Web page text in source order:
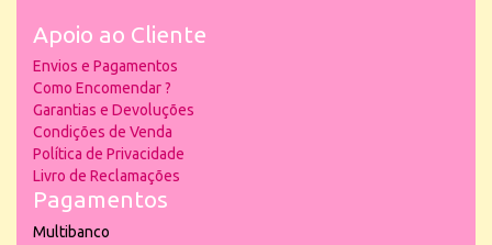
Apoio ao Cliente
Envios e Pagamentos
Como Encomendar ?
Garantias e Devoluções
Condições de Venda
Política de Privacidade
Livro de Reclamações
Pagamentos
Multibanco